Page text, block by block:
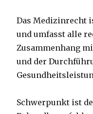
Das Medizinrecht
und umfasst alle
Zusammenhang
und der
Schwerpunkt ist